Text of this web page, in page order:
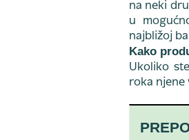
na neki
u
najbližoj
Kako
Ukoliko
roka njene